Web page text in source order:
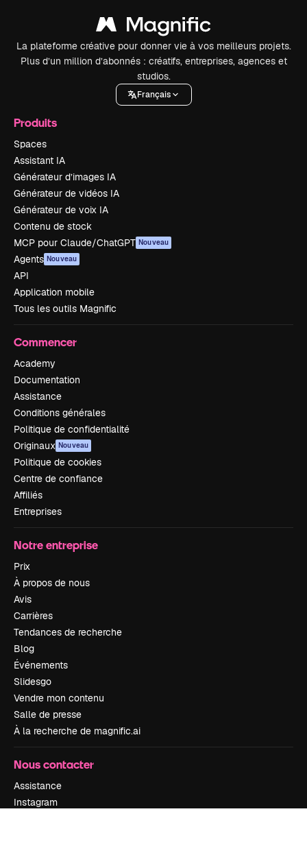
La plateforme créative pour donner vie à vos meilleurs projets.
Plus d’un million d’abonnés : créatifs, entreprises, agences et
studios.
Français
Produits
Spaces
Assistant IA
Générateur d’images IA
Générateur de vidéos IA
Générateur de voix IA
Contenu de stock
MCP pour Claude/ChatGPT Nouveau
Agents Nouveau
API
Application mobile
Tous les outils Magnific
Commencer
Academy
Documentation
Assistance
Conditions générales
Politique de confidentialité
Originaux Nouveau
Politique de cookies
Centre de confiance
Affiliés
Entreprises
Notre entreprise
Prix
À propos de nous
Avis
Carrières
Tendances de recherche
Blog
Événements
Slidesgo
Vendre mon contenu
Salle de presse
À la recherche de magnific.ai
Nous contacter
Assistance
Instagram